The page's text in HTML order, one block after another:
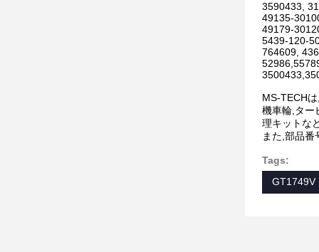
3590433,
49135-
49179-
5439-120-
764609,
MS-TECH
機車輪,ター
理キットな
また,部品
Tags:
GT1749V